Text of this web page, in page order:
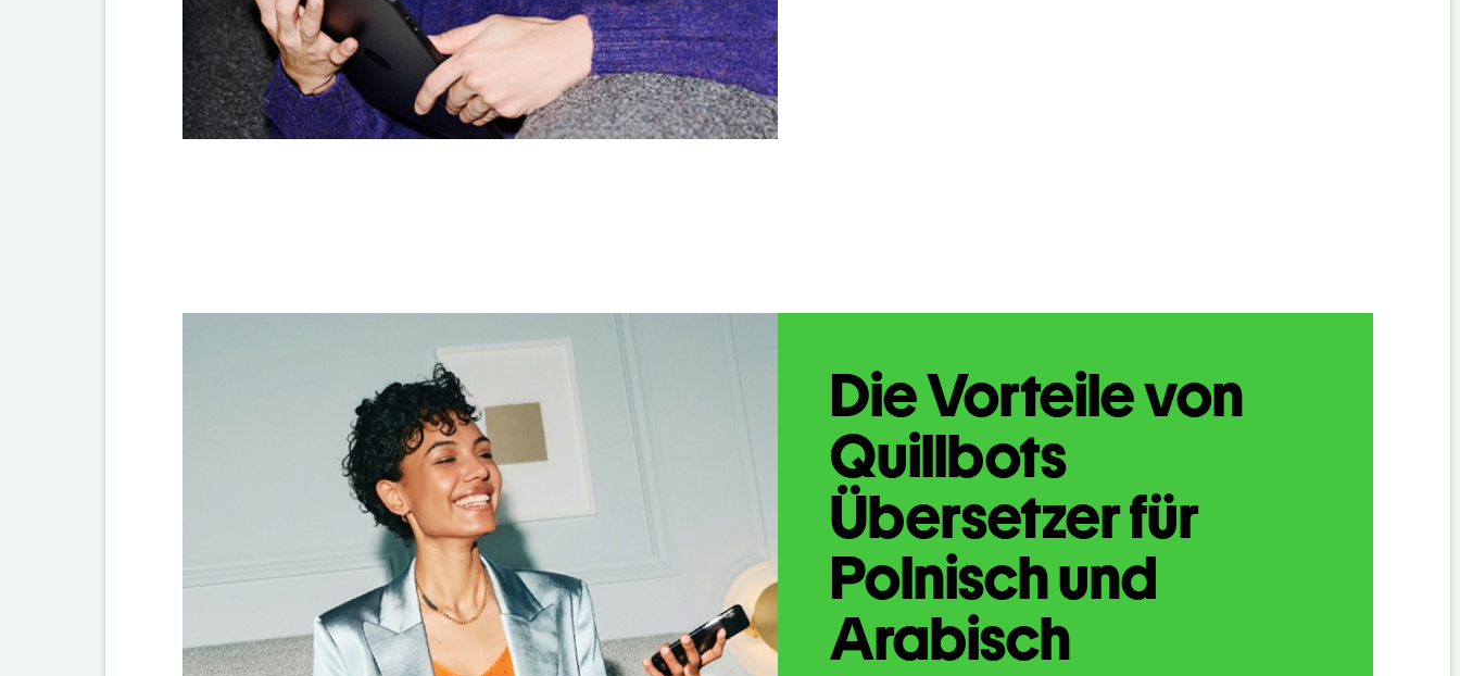
Die Vorteile von
Quillbots
Übersetzer für
Polnisch und
Arabisch